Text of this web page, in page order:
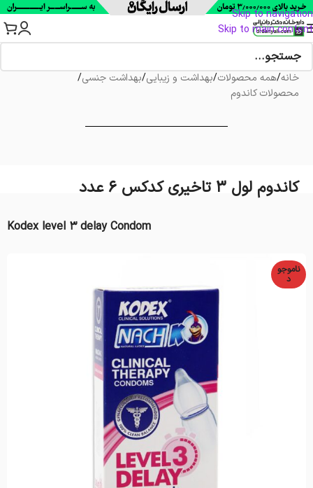
Skip to navigation
Skip to main content
خانه/همه محصولات/بهداشت و زیبایی/بهداشت جنسی/
محصولات کاندوم
کاندوم لول 3 تاخیری کدکس 6 عدد
Kodex level 3 delay Condom
ناموجو
د